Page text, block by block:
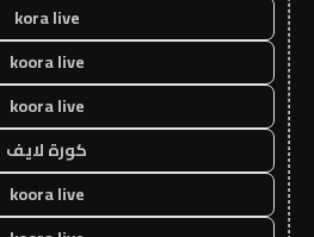
kora live
koora live
koora live
كورة لايف
koora live